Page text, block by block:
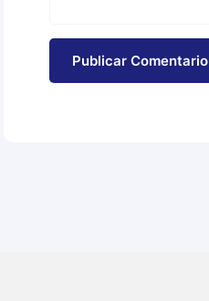
Publicar Comentario